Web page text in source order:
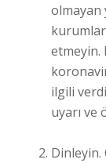
olmayan
etmeyin.
ilgili
uyarı ve
Dinleyin.